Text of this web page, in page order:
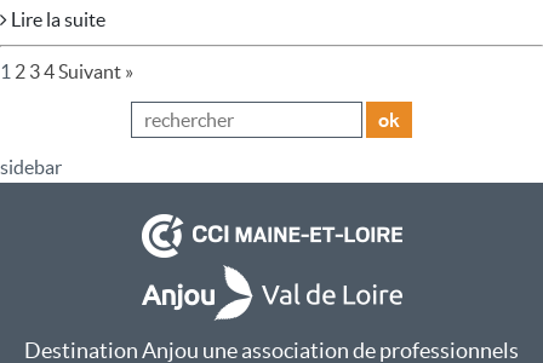
Lire la suite
1 2 34Suivant »
ok
sidebar
Destination Anjou une association de professionnels